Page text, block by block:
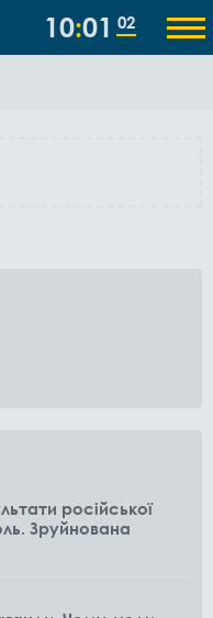
10 01 02
російської
Зруйнована